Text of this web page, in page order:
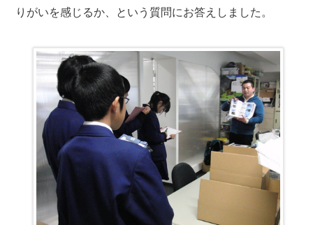
りがいを感じるか、という質問にお答えしました。